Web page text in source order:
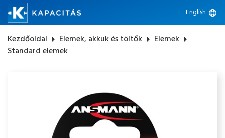
English language
Kezdőoldal arrow_right Elemek, akkuk és töltők arrow_right Elemek arrow_right
Standard elemek